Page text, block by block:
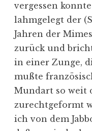
vergessen
lahmgelegt der
Jahren der
zurück und
in einer Zunge,
mußte
Mundart so weit
zurechtgeformt
ich von dem